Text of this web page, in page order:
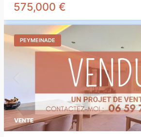
575,000 €
PEYMEINADE
VENTE